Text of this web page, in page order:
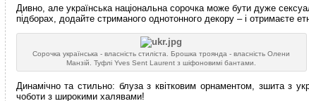
Дивно, але українська національна сорочка може бути дуже
підборах, додайте стриманого однотонного декору – і отримаєте
Сорочка українська - власність стиліста. Брошка троянда - власність Олени
Манзій. Туфлі Yves Sent Laurent з шіфоновимі бантами.
Динамічно та стильно: блуза з квітковим орнаментом, зшита з
чоботи з широкими халявами!